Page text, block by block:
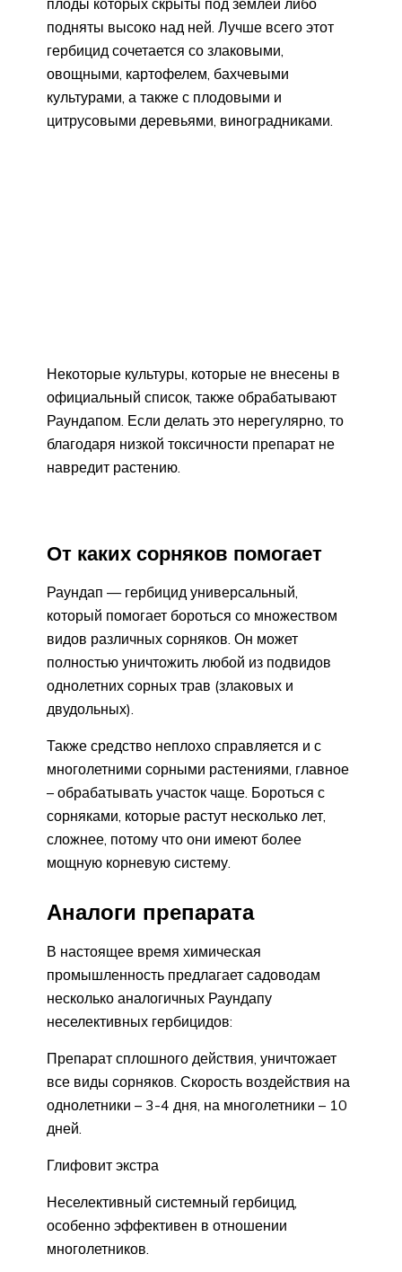
подняты высоко над ней. Лучше всего этот
гербицид сочетается со злаковыми,
овощными, картофелем, бахчевыми
культурами, а также с плодовыми и
цитрусовыми деревьями, виноградниками.
Некоторые культуры, которые не внесены в
официальный список, также обрабатывают
Раундапом. Если делать это нерегулярно, то
благодаря низкой токсичности препарат не
навредит растению.
От каких сорняков помогает
Раундап — гербицид универсальный,
который помогает бороться со множеством
видов различных сорняков. Он может
полностью уничтожить любой из подвидов
однолетних сорных трав (злаковых и
двудольных).
Также средство неплохо справляется и с
многолетними сорными растениями, главное
– обрабатывать участок чаще. Бороться с
сорняками, которые растут несколько лет,
сложнее, потому что они имеют более
мощную корневую систему.
Аналоги препарата
В настоящее время химическая
промышленность предлагает садоводам
несколько аналогичных Раундапу
неселективных гербицидов:
Препарат сплошного действия, уничтожает
все виды сорняков. Скорость воздействия на
однолетники – 3-4 дня, на многолетники – 10
дней.
Глифовит экстра
Неселективный системный гербицид,
особенно эффективен в отношении
многолетников.